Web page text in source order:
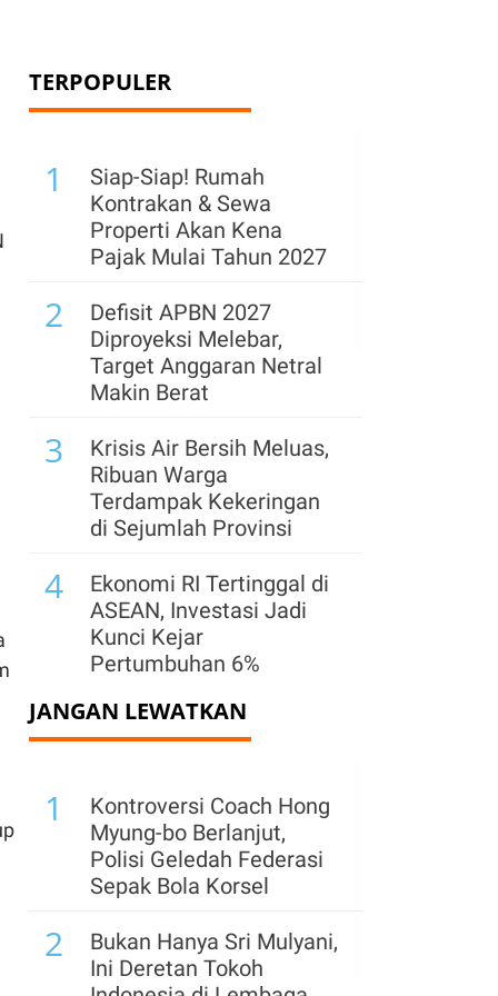
TERPOPULER
1
Siap-Siap! Rumah
Kontrakan & Sewa
Properti Akan Kena
Pajak Mulai Tahun 2027
2
Defisit APBN 2027
Diproyeksi Melebar,
Target Anggaran Netral
Makin Berat
3
Krisis Air Bersih Meluas,
Ribuan Warga
Terdampak Kekeringan
di Sejumlah Provinsi
4
Ekonomi RI Tertinggal di
ASEAN, Investasi Jadi
Kunci Kejar
Pertumbuhan 6%
5
Kementerian ESDM
Klaim PNBP Capai Rp
2026
BGN Temukan 6 Juta
Data Ganda Penerima
Dipercepat
Cadangan Devisa
JANGAN LEWATKAN
1
Kontroversi Coach Hong
Myung-bo Berlanjut,
Polisi Geledah Federasi
Sepak Bola Korsel
2
Bukan Hanya Sri Mulyani,
Ini Deretan Tokoh